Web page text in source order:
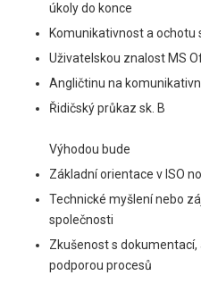
úkoly do konce
Komunikativnost a
Uživatelskou znalost MS
Angličtinu na
Řidičský průkaz sk. B
Výhodou bude
Základní orientace v ISO
Technické myšlení nebo
společnosti
Zkušenost s
podporou procesů